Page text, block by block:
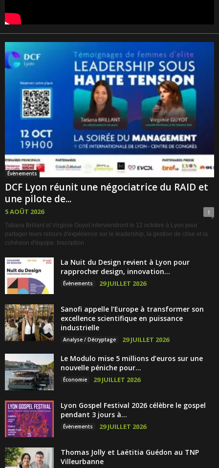
Évènements
DCF Lyon réunit une négociatrice du RAID et
une pilote de...
5 AOÛT 2026 1
Tatiana Brillant et Virginie Guyot interviendront le 12 octobre à Lyon pour
partager leurs retours d'expérience sur le leadership, la gestion de crise et la
cohésion d'équipe. Inscription
La Nuit du Design revient à Lyon pour
rapprocher design, innovation...
Évènements 29 JUILLET 2026
Sanofi appelle l’Europe à transformer son
excellence scientifique en puissance
industrielle
Analyse / Décryptage 29 JUILLET 2026
Le Modulo mise 5 millions d’euros sur une
nouvelle péniche pour...
Économie 29 JUILLET 2026
Lyon Gospel Festival 2026 célèbre le gospel
pendant 3 jours à...
Évènements 29 JUILLET 2026
Thomas Jolly et Laëtitia Guédon au TNP
Villeurbanne